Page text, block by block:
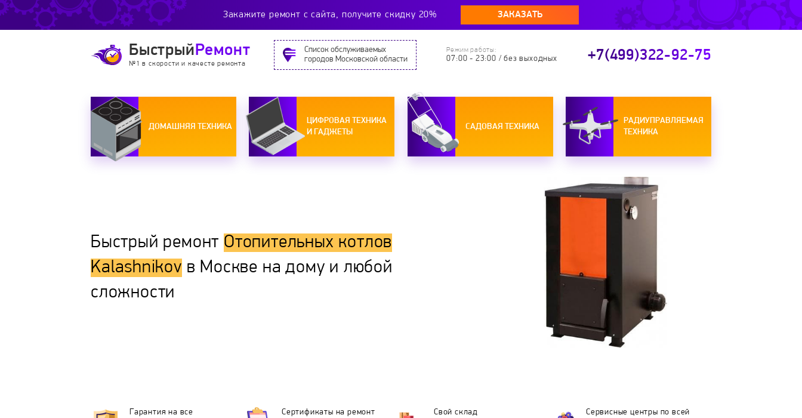
Закажите ремонт c сайта, получите скидку 20% ЗАКАЗАТЬ
Быстрый Ремонт
№1 в скорости и качесте ремонта
Cписок обслуживаемых
городов Московской области
Режим работы:
07:00 - 23:00 / без выходных +7(499)322-92-75
ДОМАШНЯЯ ТЕХНИКА
ЦИФРОВАЯ ТЕХНИКА
И ГАДЖЕТЫ
САДОВАЯ ТЕХНИКА
РАДИУПРАВЛЯЕМАЯ
ТЕХНИКА
Быстрый ремонт Отопительных котлов
Kalashnikov в Москве на дому и любой
сложности
Гарантия на все
Сертификаты на ремонт
Свой склад
Сервисные центры по всей